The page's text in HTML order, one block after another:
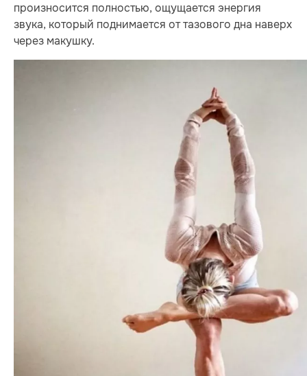
произносится полностью, ощущается энергия
звука, который поднимается от тазового дна наверх
через макушку.